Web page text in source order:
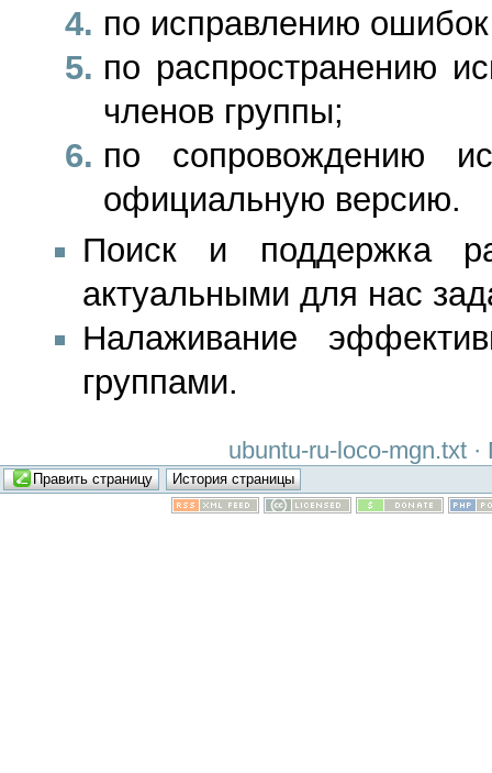
по исправлению
по распространению
членов группы;
по сопровождению
официальную версию.
Поиск и поддержка
актуальными для нас
Налаживание
группами.
ubuntu-ru-loco-mgn.txt